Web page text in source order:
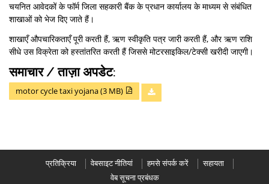
चयनित आवेदकों के फॉर्म जिला सहकारी बैंक के प्रधान कार्यालय के माध्यम से संबंधित
शाखाओं को भेज दिए जाते हैं।
शाखाएँ औपचारिकताएँ पूरी करती हैं, ऋण स्वीकृति पत्र जारी करती हैं, और ऋण राशि
सीधे उस विक्रेता को हस्तांतरित करती हैं जिससे मोटरसाइकिल/टेक्सी खरीदी जाएगी।
समाचार / ताज़ा अपडेट:
motor cycle taxi yojana (3 MB)
प्रतिक्रिया वेबसाइट नीतियां हमसे संपर्क करें
सहायता
वेब सूचना प्रबंधक